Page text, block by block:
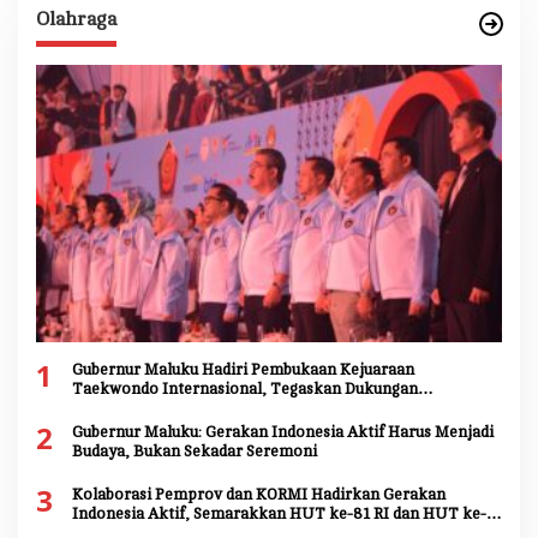
Olahraga
1
Gubernur Maluku Hadiri Pembukaan Kejuaraan
Taekwondo Internasional, Tegaskan Dukungan
2
Gubernur Maluku: Gerakan Indonesia Aktif Harus Menjadi
Budaya, Bukan Sekadar Seremoni
3
Kolaborasi Pemprov dan KORMI Hadirkan Gerakan
Indonesia Aktif, Semarakkan HUT ke-81 RI dan HUT ke-